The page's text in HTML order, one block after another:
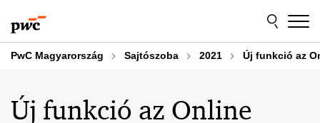
to
content
to
footer
PwC Magyarország Sajtószoba 2021 Új funkció az
Új funkció az Online